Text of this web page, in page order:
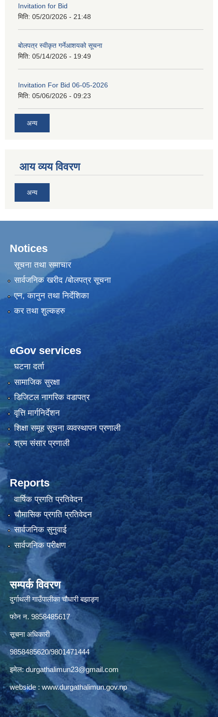
Invitation for Bid
मिति: 05/20/2026 - 21:48
बोलपत्र स्वीकृत गर्नेआशयको सूचना
मिति: 05/14/2026 - 19:49
Invitation For Bid 06-05-2026
मिति: 05/06/2026 - 09:23
अन्य
आय व्यय विवरण
अन्य
Notices
सूचना तथा समाचार
सार्वजनिक खरीद /बोलपत्र सूचना
एन, कानुन तथा निर्देशिका
कर तथा शुल्कहरु
eGov services
घटना दर्ता
सामाजिक सुरक्षा
डिजिटल नागरिक वडापत्र
वृत्ति मार्गनिर्देशन
शिक्षा समूह सूचना व्यवस्थापन प्रणाली
श्रम संसार प्रणाली
Reports
वार्षिक प्रगति प्रतिवेदन
चौमासिक प्रगति प्रतिवेदन
सार्वजनिक सुनुवाई
सार्वजनिक परीक्षण
सम्पर्क विवरण
दुर्गाथली गाउँपालीका चौधारी बझाङ्ग
फोन न.‌ 9858485617
सूचना अधिकारी
9858485620/9801471444
इमेल: durgathalimun23@gmail.com
webside : www.durgathalimun.gov.np